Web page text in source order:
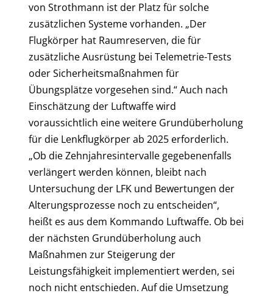
von Strothmann ist der Platz für solche
zusätzlichen Systeme vorhanden. „Der
Flugkörper hat Raumreserven, die für
zusätzliche Ausrüstung bei Telemetrie-Tests
oder Sicherheitsmaßnahmen für
Übungsplätze vorgesehen sind.“ Auch nach
Einschätzung der Luftwaffe wird
voraussichtlich eine weitere Grundüberholung
für die Lenkflugkörper ab 2025 erforderlich.
„Ob die Zehnjahresintervalle gegebenenfalls
verlängert werden können, bleibt nach
Untersuchung der LFK und Bewertungen der
Alterungsprozesse noch zu entscheiden“,
heißt es aus dem Kommando Luftwaffe. Ob bei
der nächsten Grundüberholung auch
Maßnahmen zur Steigerung der
Leistungsfähigkeit implementiert werden, sei
noch nicht entschieden. Auf die Umsetzung